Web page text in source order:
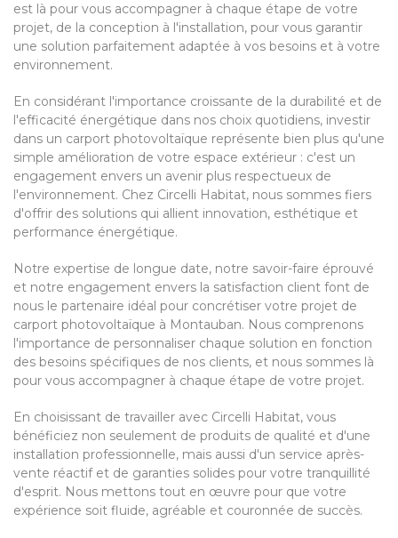
est là pour vous accompagner à chaque étape de votre
projet, de la conception à l'installation, pour vous garantir
une solution parfaitement adaptée à vos besoins et à votre
environnement.
En considérant l'importance croissante de la durabilité et de
l'efficacité énergétique dans nos choix quotidiens, investir
dans un carport photovoltaïque représente bien plus qu'une
simple amélioration de votre espace extérieur : c'est un
engagement envers un avenir plus respectueux de
l'environnement. Chez Circelli Habitat, nous sommes fiers
d'offrir des solutions qui allient innovation, esthétique et
performance énergétique.
Notre expertise de longue date, notre savoir-faire éprouvé
et notre engagement envers la satisfaction client font de
nous le partenaire idéal pour concrétiser votre projet de
carport photovoltaïque à Montauban. Nous comprenons
l'importance de personnaliser chaque solution en fonction
des besoins spécifiques de nos clients, et nous sommes là
pour vous accompagner à chaque étape de votre projet.
En choisissant de travailler avec Circelli Habitat, vous
bénéficiez non seulement de produits de qualité et d'une
installation professionnelle, mais aussi d'un service après-
vente réactif et de garanties solides pour votre tranquillité
d'esprit. Nous mettons tout en œuvre pour que votre
expérience soit fluide, agréable et couronnée de succès.